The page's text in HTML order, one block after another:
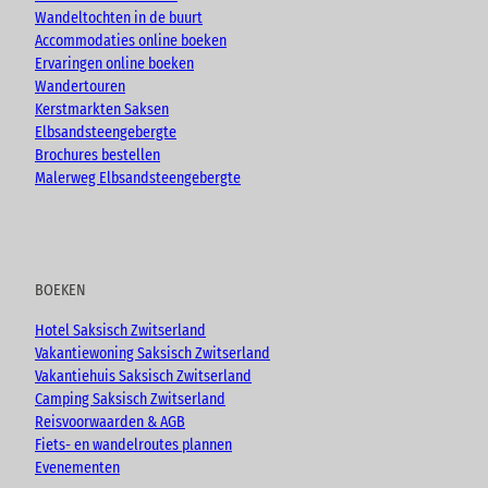
m
Wandeltochten in de buurt
Accommodaties online boeken
Ervaringen online boeken
Wandertouren
Kerstmarkten Saksen
Elbsandsteengebergte
Brochures bestellen
Malerweg Elbsandsteengebergte
BOEKEN
Hotel Saksisch Zwitserland
Vakantiewoning Saksisch Zwitserland
Vakantiehuis Saksisch Zwitserland
Camping Saksisch Zwitserland
Reisvoorwaarden & AGB
Fiets- en wandelroutes plannen
Evenementen